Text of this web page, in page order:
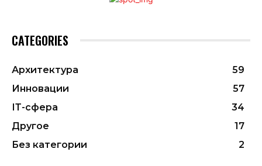
CATEGORIES
Архитектура
59
Инновации
57
ІТ-сфера
34
Другое
17
Без категории
2